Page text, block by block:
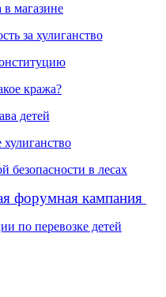
магазине
за хулиганство
кража?
детей
безопасности в лесах
форумная кампания
по перевозке детей